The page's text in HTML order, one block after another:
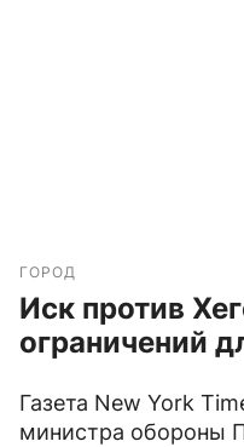
ГОРОД
Иск против
ограничений
Газета New York
министра обороны